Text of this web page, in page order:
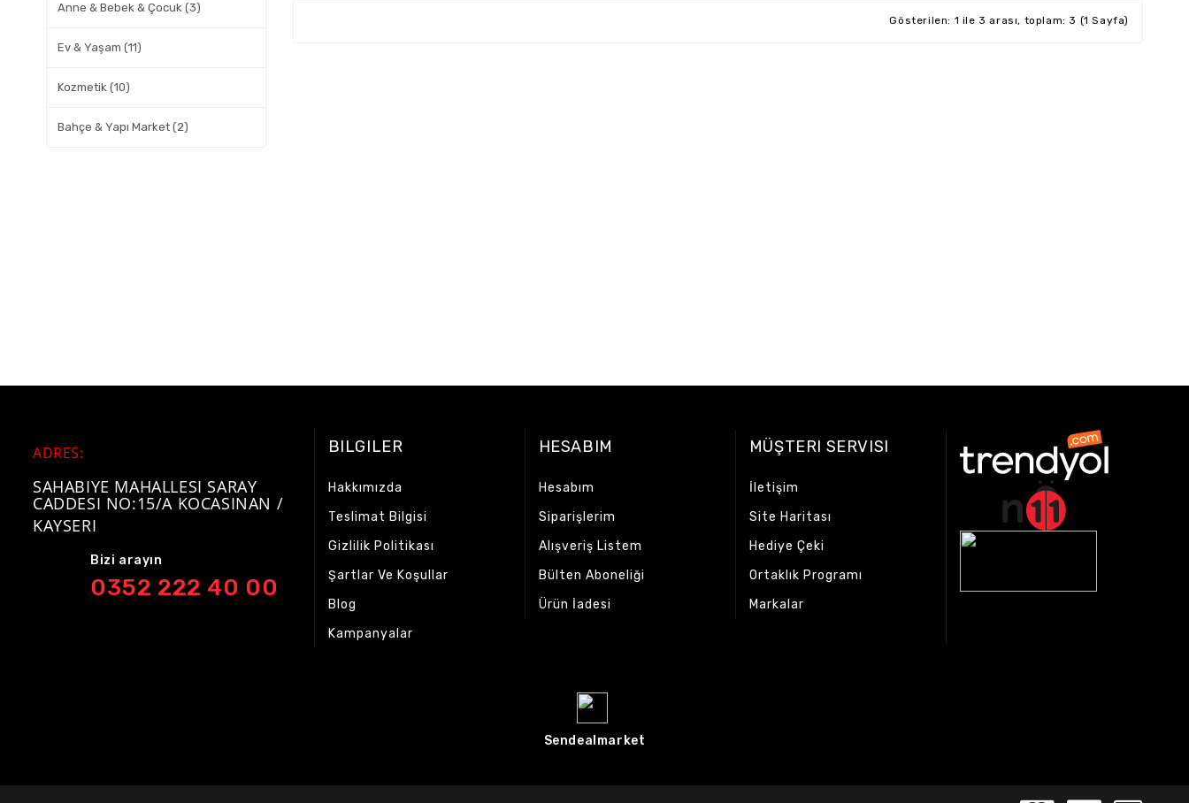
Anne & Bebek & Çocuk (3)
Ev & Yaşam (11)
Kozmetik (10)
Bahçe & Yapı Market (2)
Gösterilen: 1 ile 3 arası, toplam: 3 (1 Sayfa)
ADRES:
SAHABIYE MAHALLESI SARAY
CADDESI NO:15/A KOCASINAN /
KAYSERI
Bizi arayın
0352 222 40 00
BILGILER
Hakkımızda
Teslimat Bilgisi
Gizlilik Politikası
Şartlar Ve Koşullar
Blog
Kampanyalar
HESABIM
Hesabım
Siparişlerim
Alışveriş Listem
Bülten Aboneliği
Ürün İadesi
MÜŞTERI SERVISI
İletişim
Site Haritası
Hediye Çeki
Ortaklık Programı
Markalar
Sendealmarket